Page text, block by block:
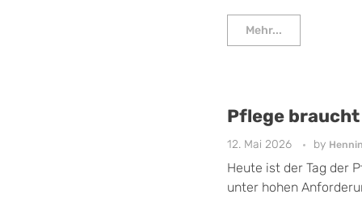
Mehr...
Pflege
12. Mai 2026 by
Heute ist der Tag der
unter hohen